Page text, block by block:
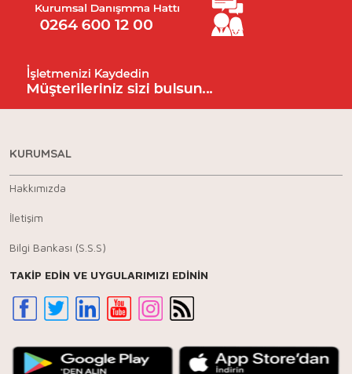
KURUMSAL
Hakkımızda
İletişim
Bilgi Bankası (S.S.S)
TAKİP EDİN VE UYGULARIMIZI EDİNİN